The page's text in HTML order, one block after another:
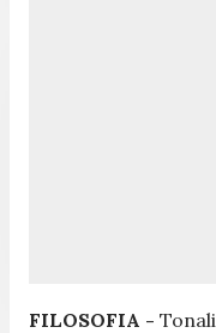
FILOSOFIA -